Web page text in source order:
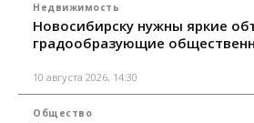
Недвижимость
Новосибирску нужны яркие
градообразующие
10 августа 2026, 14:30
Общество